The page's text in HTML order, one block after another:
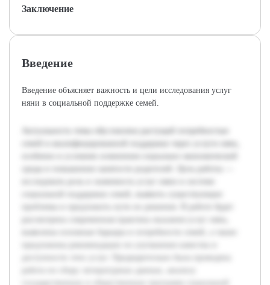
Заключение
Введение
Введение объясняет важность и цели исследования услуг
няни в социальной поддержке семей.